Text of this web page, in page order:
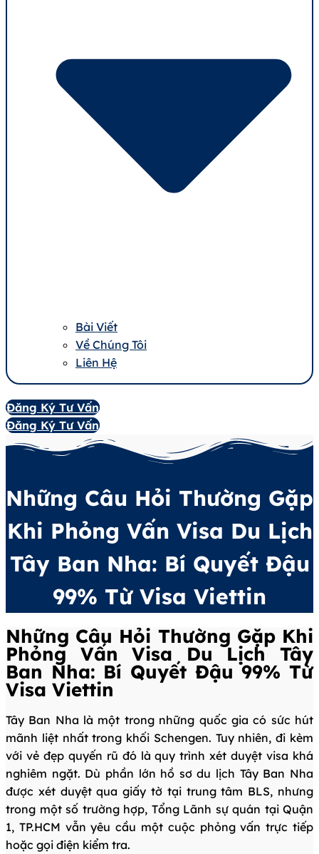
Bài Viết
Về Chúng Tôi
Liên Hệ
Đăng Ký Tư Vấn
Đăng Ký Tư Vấn
Những Câu Hỏi Thường Gặp
Khi Phỏng Vấn Visa Du Lịch
Tây Ban Nha: Bí Quyết Đậu
99% Từ Visa Viettin
Những Câu Hỏi Thường Gặp Khi
Phỏng Vấn Visa Du Lịch Tây
Ban Nha: Bí Quyết Đậu 99% Từ
Visa Viettin
Tây Ban Nha là một trong những quốc gia có sức hút
mãnh liệt nhất trong khối Schengen. Tuy nhiên, đi kèm
với vẻ đẹp quyến rũ đó là quy trình xét duyệt visa khá
nghiêm ngặt. Dù phần lớn hồ sơ du lịch Tây Ban Nha
được xét duyệt qua giấy tờ tại trung tâm BLS, nhưng
trong một số trường hợp, Tổng Lãnh sự quán tại Quận
1, TP.HCM vẫn yêu cầu một cuộc phỏng vấn trực tiếp
hoặc gọi điện kiểm tra.